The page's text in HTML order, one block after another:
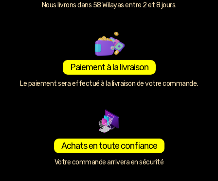
Nous livrons dans 58 Wilayas entre 2 et 8 jours.
Paiement à la livraison
Le paiement sera effectué à la livraison de votre commande.
Achats en toute confiance
Votre commande arrivera en sécurité